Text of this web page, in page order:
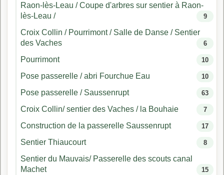
Raon-lès-Leau / Coupe d'arbres sur sentier à Raon-
lès-Leau /
9
Croix Collin / Pourrimont / Salle de Danse / Sentier
des Vaches
6
Pourrimont 10
Pose passerelle / abri Fourchue Eau 10
Pose passerelle / Saussenrupt 63
Croix Collin/ sentier des Vaches / la Bouhaie 7
Construction de la passerelle Saussenrupt 17
Sentier Thiaucourt 8
Sentier du Mauvais/ Passerelle des scouts canal
Machet
15